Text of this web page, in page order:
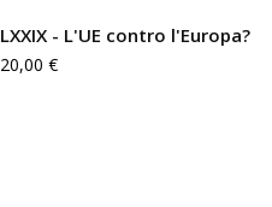
LXXIX - L'UE contro l'Europa?
20,00 €